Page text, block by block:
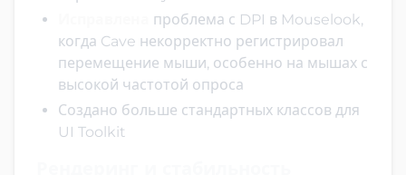
проблема с DPI в Mouselook,
когда Cave некорректно регистрировал
перемещение мыши, особенно на мышах с
высокой частотой опроса
Создано больше стандартных классов для
UI Toolkit